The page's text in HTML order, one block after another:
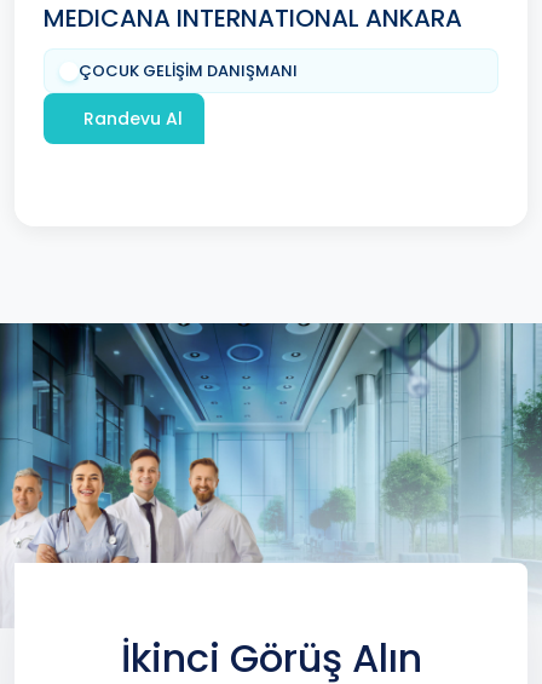
MEDICANA INTERNATIONAL ANKARA
ÇOCUK GELİŞİM DANIŞMANI
Randevu Al
İkinci Görüş Alın